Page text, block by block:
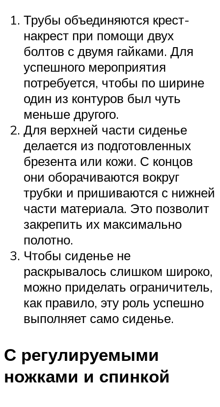
Трубы объединяются крест-
накрест при помощи двух
болтов с двумя гайками. Для
успешного мероприятия
потребуется, чтобы по ширине
один из контуров был чуть
меньше другого.
Для верхней части сиденье
делается из подготовленных
брезента или кожи. С концов
они оборачиваются вокруг
трубки и пришиваются с нижней
части материала. Это позволит
закрепить их максимально
полотно.
Чтобы сиденье не
раскрывалось слишком широко,
можно приделать ограничитель,
как правило, эту роль успешно
выполняет само сиденье.
С регулируемыми
ножками и спинкой